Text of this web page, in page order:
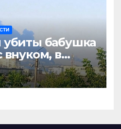
бабушка
в
Кубани
НПЗ